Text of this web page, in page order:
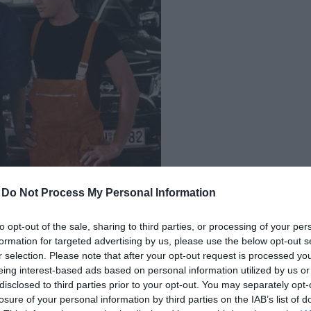
Do Not Process My Personal Information
opt-out of the sale, sharing to third parties, or processing of your
for targeted advertising by us, please use the below opt-out
selection. Please note that after your opt-out request is processed
interest-based ads based on personal information utilized by us
to third parties prior to your opt-out. You may separately
of your personal information by third parties on the IAB’s list of
πλατφόρμα. Η ελληνική κωμωδία«Στάκαμαν», το
«Νόμος περί τέκνων»(The children act), η γαλλική
είναι μόνο μερικές από τις ταινίες που επιβάλλεται να